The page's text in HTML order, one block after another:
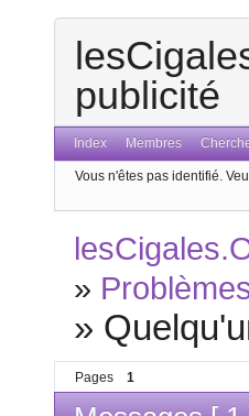
publicité
Index Membres
Vous n'êtes pas identifié.
»
»
Pages 1